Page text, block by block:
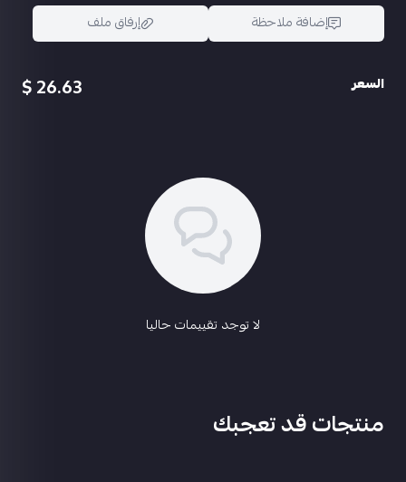
إضافة ملاحظة
إرفاق ملف
السعر 26.63 $
لا توجد تقييمات حاليا
منتجات قد تعجبك